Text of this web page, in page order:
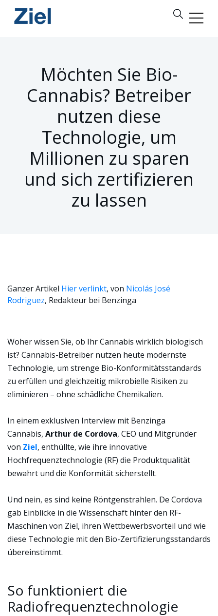
Möchten Sie Bio-
Cannabis? Betreiber
nutzen diese
Technologie, um
Millionen zu sparen
und sich zertifizieren
zu lassen
Ganzer Artikel Hier verlinkt, von Nicolás José
Rodriguez, Redakteur bei Benzinga
Woher wissen Sie, ob Ihr Cannabis wirklich biologisch
ist? Cannabis-Betreiber nutzen heute modernste
Technologie, um strenge Bio-Konformitätsstandards
zu erfüllen und gleichzeitig mikrobielle Risiken zu
eliminieren – ohne schädliche Chemikalien.
In einem exklusiven Interview mit Benzinga
Cannabis, Arthur de Cordova, CEO und Mitgründer
von Ziel, enthüllte, wie ihre innovative
Hochfrequenztechnologie (RF) die Produktqualität
bewahrt und die Konformität sicherstellt.
Und nein, es sind keine Röntgenstrahlen. De Cordova
gab Einblicke in die Wissenschaft hinter den RF-
Maschinen von Ziel, ihren Wettbewerbsvorteil und wie
diese Technologie mit den Bio-Zertifizierungsstandards
übereinstimmt.
So funktioniert die
Radiofrequenztechnologie